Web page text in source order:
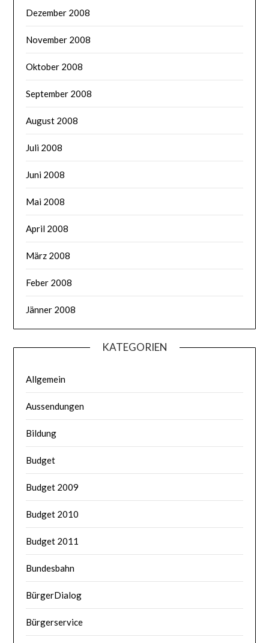
Dezember 2008
November 2008
Oktober 2008
September 2008
August 2008
Juli 2008
Juni 2008
Mai 2008
April 2008
März 2008
Feber 2008
Jänner 2008
KATEGORIEN
Allgemein
Aussendungen
Bildung
Budget
Budget 2009
Budget 2010
Budget 2011
Bundesbahn
BürgerDialog
Bürgerservice